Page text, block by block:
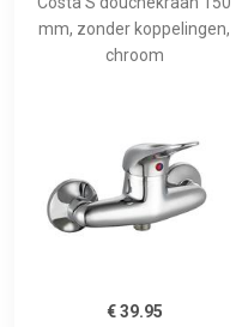
mm, zonder koppelingen,
chroom
€ 39.95